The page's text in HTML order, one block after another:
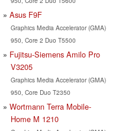
Asus F9F
Graphics Media Accelerator (GMA)
950, Core 2 Duo T5500
Fujitsu-Siemens Amilo Pro
V3205
Graphics Media Accelerator (GMA)
950, Core Duo T2350
Wortmann Terra Mobile-
Home M 1210